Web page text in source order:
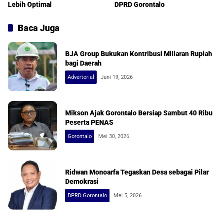
Lebih Optimal
DPRD Gorontalo
Baca Juga
BJA Group Bukukan Kontribusi Miliaran Rupiah
bagi Daerah
Advertorial Juni 19, 2026
Mikson Ajak Gorontalo Bersiap Sambut 40 Ribu
Peserta PENAS
Gorontalo Mei 30, 2026
Ridwan Monoarfa Tegaskan Desa sebagai Pilar
Demokrasi
DPRD Gorontalo Mei 5, 2026